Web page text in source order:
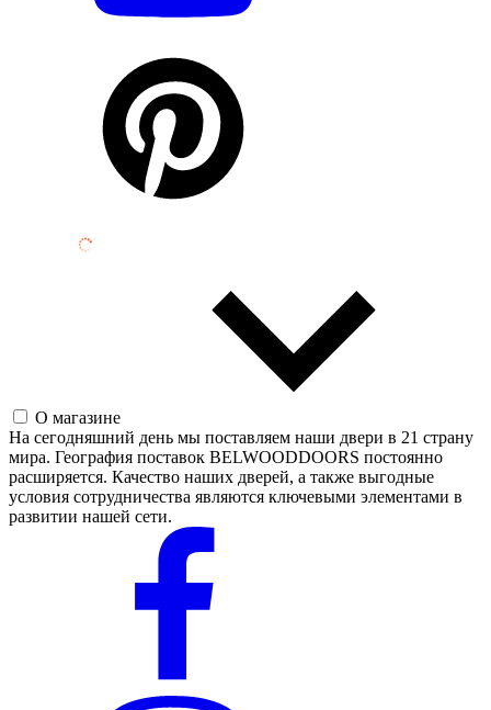
О магазине
На сегодняшний день мы поставляем наши двери в 21 страну
мира. География поставок BELWOODDOORS постоянно
расширяется. Качество наших дверей, а также выгодные
условия сотрудничества являются ключевыми элементами в
развитии нашей сети.